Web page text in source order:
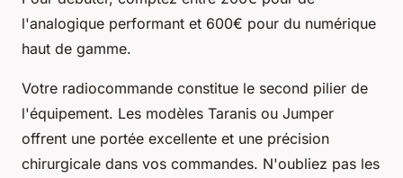
l'analogique performant et 600€ pour du numérique
haut de gamme.
Votre radiocommande constitue le second pilier de
l'équipement. Les modèles Taranis ou Jumper
offrent une portée excellente et une précision
chirurgicale dans vos commandes. N'oubliez pas les